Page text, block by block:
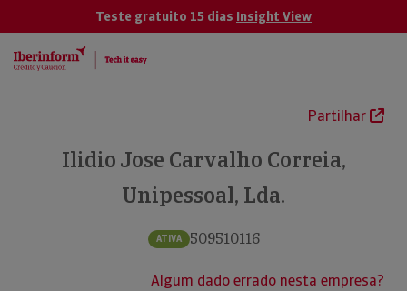
Teste gratuito 15 dias Insight View
Partilhar
Ilidio Jose Carvalho Correia,
Unipessoal, Lda.
ATIVA 509510116
Algum dado errado nesta empresa?